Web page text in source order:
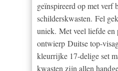
geïnspireerd op met verf
schilderskwasten. Fel
uniek. Met veel liefde en
ontwierp Duitse top-
kleurrijke 17-delige set
kwasten zijn allen